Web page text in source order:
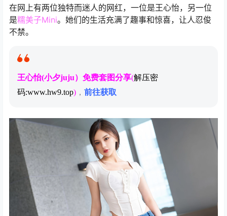
在网上有两位独特而迷人的网红，一位是王心怡，另一位
是糯美子Mini。她们的生活充满了趣事和惊喜，让人忍俊
不禁。
王心怡(小夕juju）免费套图分享(解压密
码:www.hw9.top) ， 前往获取